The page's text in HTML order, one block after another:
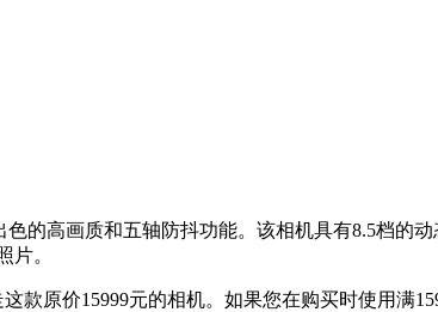
色的高画质和五轴防抖功能。该相机具有8.5档的
片。
款原价15999元的相机。如果您在购买时使用满